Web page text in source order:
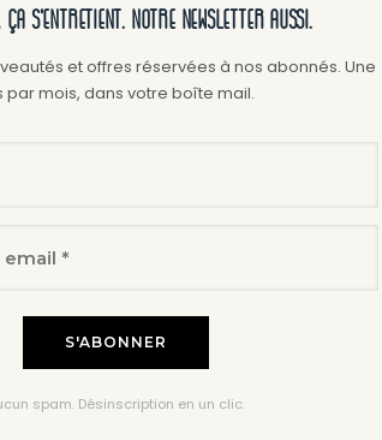
ça s'entretient. Notre newsletter aussi.
et offres réservées à nos abonnés. Une
par mois, dans votre boîte mail.
spam. Désinscription en un clic.